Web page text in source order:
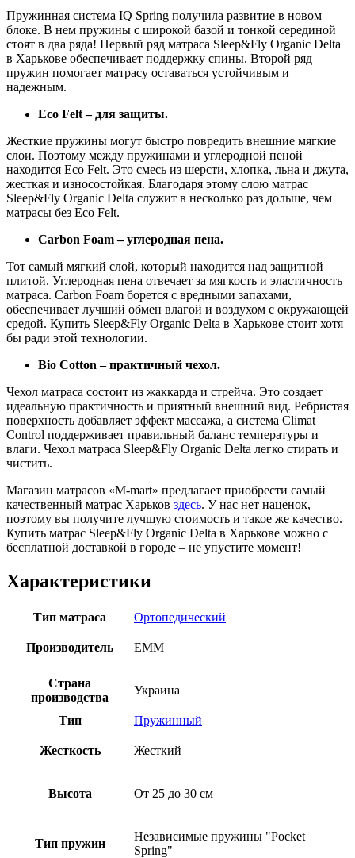
Пружинная система IQ Spring получила развитие в новом
блоке. В нем пружины с широкой базой и тонкой серединой
стоят в два ряда! Первый ряд матраса Sleep&Fly Organic Delta
в Харькове обеспечивает поддержку спины. Второй ряд
пружин помогает матрасу оставаться устойчивым и
надежным.
Eco Felt – для защиты.
Жесткие пружины могут быстро повредить внешние мягкие
слои. Поэтому между пружинами и углеродной пеной
находится Eco Felt. Это смесь из шерсти, хлопка, льна и джута,
жесткая и износостойкая. Благодаря этому слою матрас
Sleep&Fly Organic Delta служит в несколько раз дольше, чем
матрасы без Eco Felt.
Carbon Foam – углеродная пена.
Тот самый мягкий слой, который находится над защитной
плитой. Углеродная пена отвечает за мягкость и эластичность
матраса. Carbon Foam борется с вредными запахами,
обеспечивает лучший обмен влагой и воздухом с окружающей
средой. Купить Sleep&Fly Organic Delta в Харькове стоит хотя
бы ради этой технологии.
Bio Cotton – практичный чехол.
Чехол матраса состоит из жаккарда и стрейча. Это создает
идеальную практичность и приятный внешний вид. Ребристая
поверхность добавляет эффект массажа, а система Climat
Control поддерживает правильный баланс температуры и
влаги. Чехол матраса Sleep&Fly Organic Delta легко стирать и
чистить.
Магазин матрасов «M-mart» предлагает приобрести самый
качественный матрас Харьков здесь. У нас нет наценок,
поэтому вы получите лучшую стоимость и такое же качество.
Купить матрас Sleep&Fly Organic Delta в Харькове можно с
бесплатной доставкой в городе – не упустите момент!
Характеристики
Тип матраса Ортопедический
Производитель EMM
Страна
производства
Украина
Тип Пружинный
Жесткость Жесткий
Высота От 25 до 30 см
Тип пружин
Независимые пружины "Pocket
Spring"